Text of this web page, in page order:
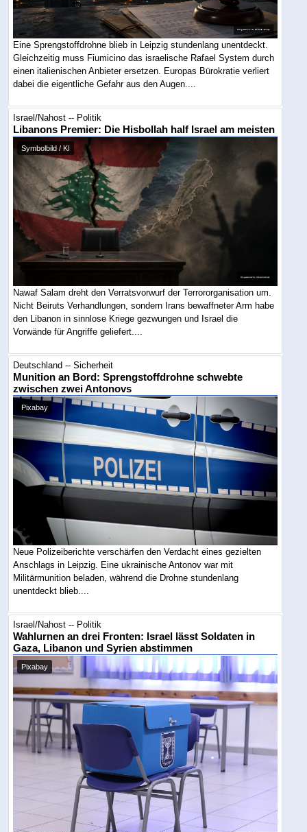
Eine Sprengstoffdrohne blieb in Leipzig stundenlang unentdeckt.
Gleichzeitig muss Fiumicino das israelische Rafael System durch
einen italienischen Anbieter ersetzen. Europas Bürokratie verliert
dabei die eigentliche Gefahr aus den Augen....
Israel/Nahost -- Politik
Libanons Premier: Die Hisbollah half Israel am meisten
Symbolbild / KI
Nawaf Salam dreht den Verratsvorwurf der Terrororganisation um.
Nicht Beiruts Verhandlungen, sondern Irans bewaffneter Arm habe
den Libanon in sinnlose Kriege gezwungen und Israel die
Vorwände für Angriffe geliefert....
Deutschland -- Sicherheit
Munition an Bord: Sprengstoffdrohne schwebte
zwischen zwei Antonovs
Pixabay
Neue Polizeiberichte verschärfen den Verdacht eines gezielten
Anschlags in Leipzig. Eine ukrainische Antonov war mit
Militärmunition beladen, während die Drohne stundenlang
unentdeckt blieb....
Israel/Nahost -- Politik
Wahlurnen an drei Fronten: Israel lässt Soldaten in
Gaza, Libanon und Syrien abstimmen
Pixabay